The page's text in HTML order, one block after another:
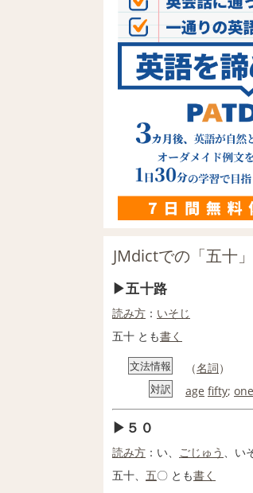
JMdictでの「五十
五十路
読み方 ： いそじ
五十 とも書く
文法情報 （名詞）
対訳 age fifty;
５０
読み方 ：い、 ごじゅう 、い
五十、 五〇 とも書く